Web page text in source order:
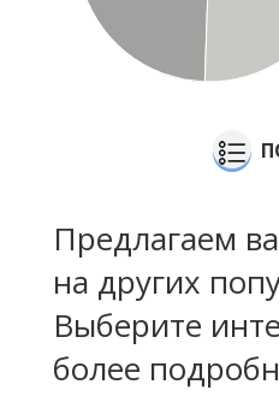
Предлагаем
на других
Выберите
более